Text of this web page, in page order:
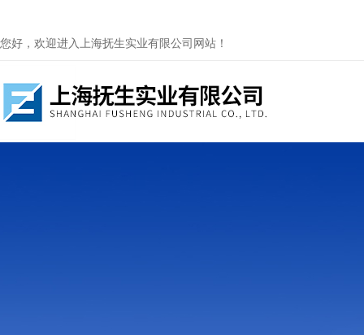
您好，欢迎进入上海抚生实业有限公司网站！